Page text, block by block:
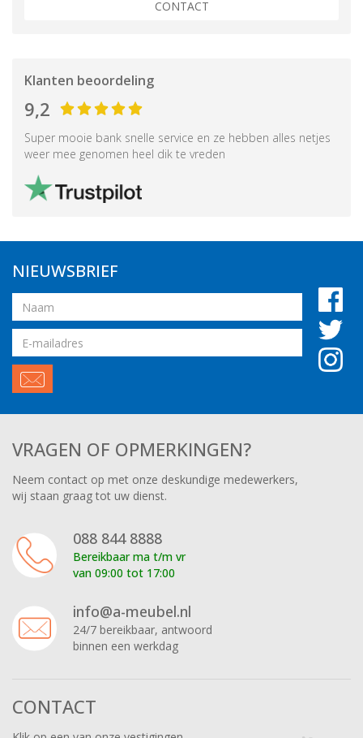
CONTACT
Klanten beoordeling
9,2
Super mooie bank snelle service en ze hebben alles netjes
weer mee genomen heel dik te vreden
NIEUWSBRIEF
Naam
Email
adres
VRAGEN OF OPMERKINGEN?
Neem contact op met onze deskundige medewerkers,
wij staan graag tot uw dienst.
088 844 8888
Bereikbaar ma t/m vr
van 09:00 tot 17:00
info@a-meubel.nl
24/7 bereikbaar, antwoord
binnen een werkdag
CONTACT